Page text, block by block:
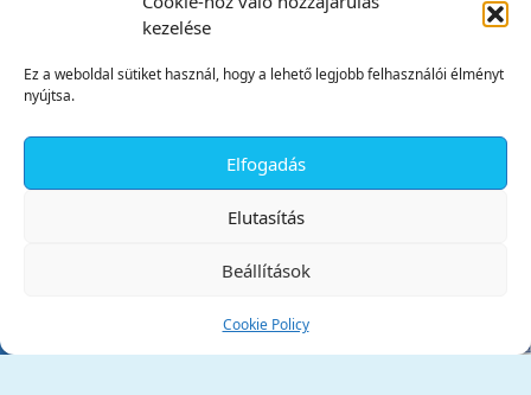
kezelése
Ez a weboldal sütiket használ, hogy a lehető legjobb felhasználói élményt
nyújtsa.
Elfogadás
Elutasítás
Beállítások
Cookie Policy
Tata Város Önkormányzata
✕